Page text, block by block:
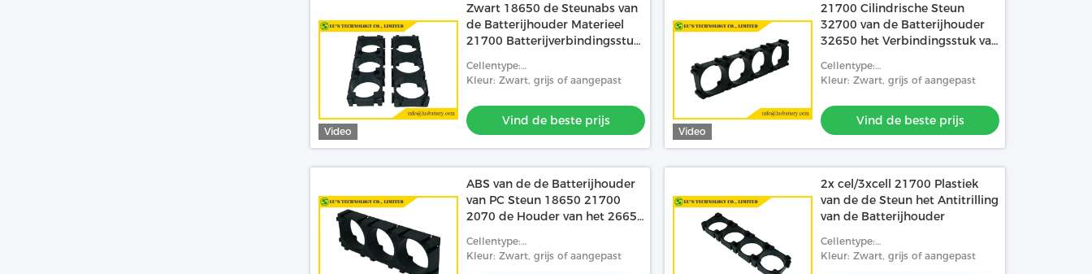
Video
Zwart 18650 de Steunabs van
de Batterijhouder Materieel
21700 Batterijverbindingsstuk
Cellentype:
18650/26650/21700/32650/32700
Kleur: Zwart, grijs of aangepast
Vind de beste prijs
Video
21700 Cilindrische Steun
32700 van de Batterijhouder
32650 het Verbindingsstuk van
Cellentype:
18650/26650/21700/32650/32700
Kleur: Zwart, grijs of aangepast
Vind de beste prijs
ABS van de de Batterijhouder
van PC Steun 18650 21700
2070 de Houder van het 26650
Cellentype:
18650/26650/21700/32650/32700
Kleur: Zwart, grijs of aangepast
2x cel/3xcell 21700 Plastiek
van de de Steun het Antitrilling
van de Batterijhouder
Cellentype:
18650/26650/21700/32650/32700
Kleur: Zwart, grijs of aangepast